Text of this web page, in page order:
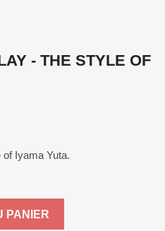
- THE STYLE OF
Iyama Yuta.
PANIER